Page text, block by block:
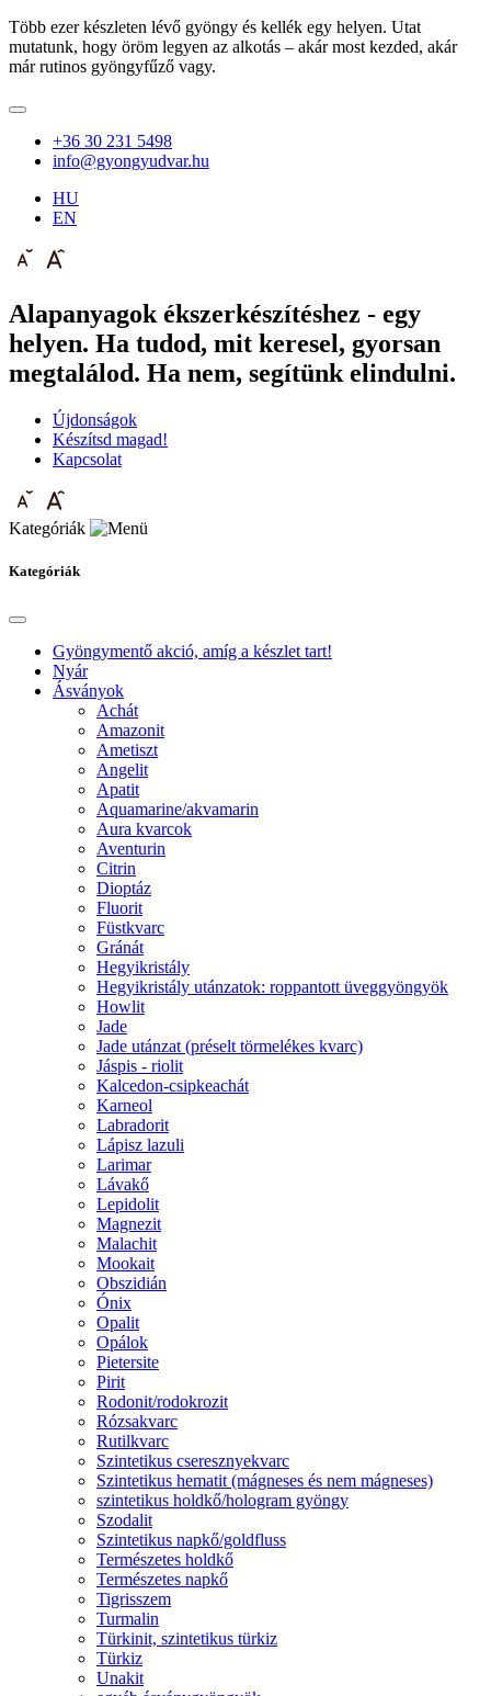
Több ezer készleten lévő gyöngy és kellék egy helyen. Utat
mutatunk, hogy öröm legyen az alkotás – akár most kezded, akár
már rutinos gyöngyfűző vagy.
+36 30 231 5498
info@gyongyudvar.hu
HU
EN
Alapanyagok ékszerkészítéshez - egy
helyen. Ha tudod, mit keresel, gyorsan
megtalálod. Ha nem, segítünk elindulni.
Újdonságok
Készítsd magad!
Kapcsolat
Kategóriák
Kategóriák
Gyöngymentő akció, amíg a készlet tart!
Nyár
Ásványok
Achát
Amazonit
Ametiszt
Angelit
Apatit
Aquamarine/akvamarin
Aura kvarcok
Aventurin
Citrin
Dioptáz
Fluorit
Füstkvarc
Gránát
Hegyikristály
Hegyikristály utánzatok: roppantott üveggyöngyök
Howlit
Jade
Jade utánzat (préselt törmelékes kvarc)
Jáspis - riolit
Kalcedon-csipkeachát
Karneol
Labradorit
Lápisz lazuli
Larimar
Lávakő
Lepidolit
Magnezit
Malachit
Mookait
Obszidián
Ónix
Opalit
Opálok
Pietersite
Pirit
Rodonit/rodokrozit
Rózsakvarc
Rutilkvarc
Szintetikus cseresznyekvarc
Szintetikus hematit (mágneses és nem mágneses)
szintetikus holdkő/hologram gyöngy
Szodalit
Szintetikus napkő/goldfluss
Természetes holdkő
Természetes napkő
Tigrisszem
Turmalin
Türkinit, szintetikus türkiz
Türkiz
Unakit